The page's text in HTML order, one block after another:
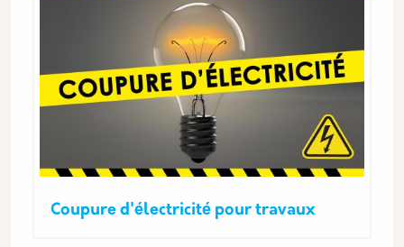
Coupure d'électricité pour travaux